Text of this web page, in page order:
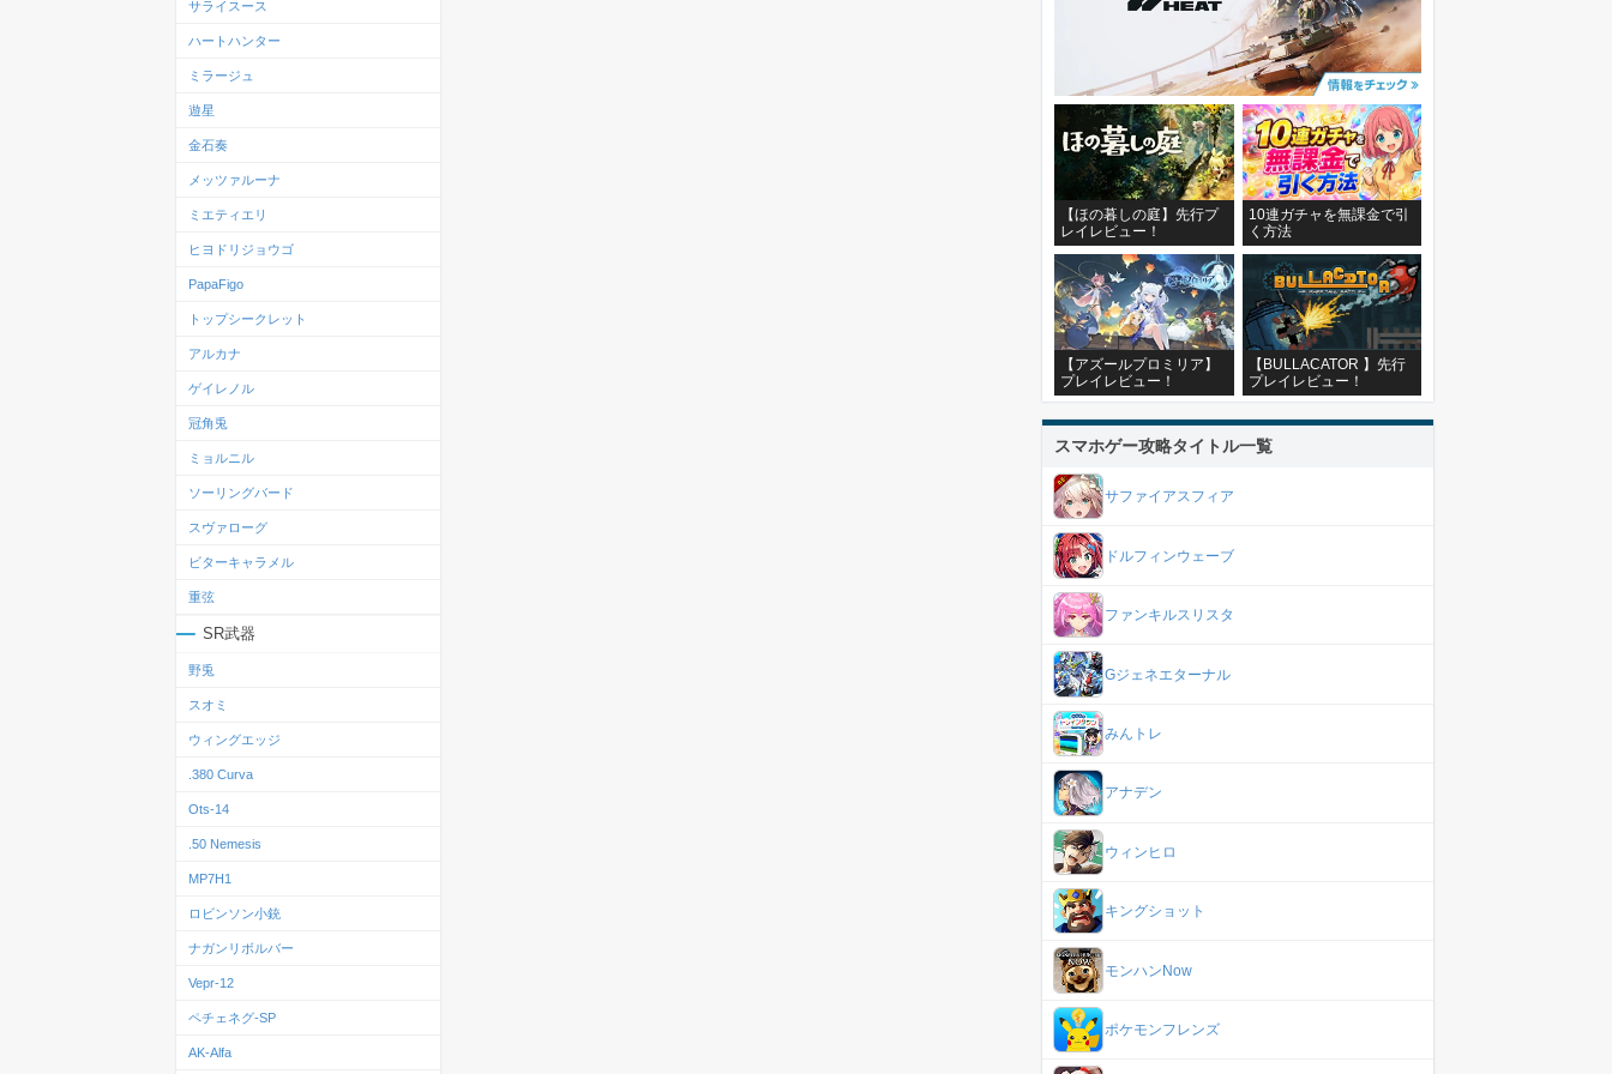
サライスース
ハートハンター
ミラージュ
遊星
金石奏
メッツァルーナ
ミエティエリ
ヒヨドリジョウゴ
PapaFigo
トップシークレット
アルカナ
ゲイレノル
冠角兎
ミョルニル
ソーリングバード
スヴァローグ
ビターキャラメル
重弦
SR武器
野兎
スオミ
ウィングエッジ
.380 Curva
Ots‐14
.50 Nemesis
MP7H1
ロビンソン小銃
ナガンリボルバー
Vepr-12
ペチェネグ-SP
AK-Alfa
【ほの暮しの庭】先行プ
レイレビュー！
10連ガチャを無課金で引
く方法
【アズールプロミリア】
プレイレビュー！
【BULLACATOR 】先行
プレイレビュー！
スマホゲー攻略タイトル一覧
サファイアスフィア
ドルフィンウェーブ
ファンキルスリスタ
Gジェネエターナル
みんトレ
アナデン
ウィンヒロ
キングショット
モンハンNow
ポケモンフレンズ